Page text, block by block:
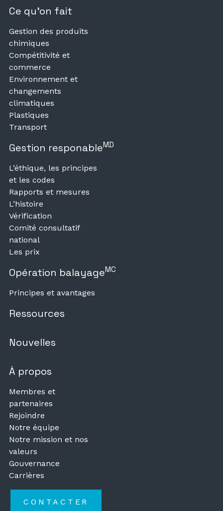
Ce qu’on fait
Gestion des produits
chimiques
Compétitivité et
commerce
Environnement et
changements
climatiques
Plastiques
Transport
Gestion responableMD
L’éthique, les principes
et les codes
Rapports et mesures
L’histoire
Vérification
Comité consultatif
national
Les prix
Opération balayageMC
Principes et avantages
Ressources
Nouvelles
À propos
Membres et
partenaires
Rejoindre
Notre équipe
Notre mission et nos
valeurs
Gouvernance
Carrières
CONTACTER